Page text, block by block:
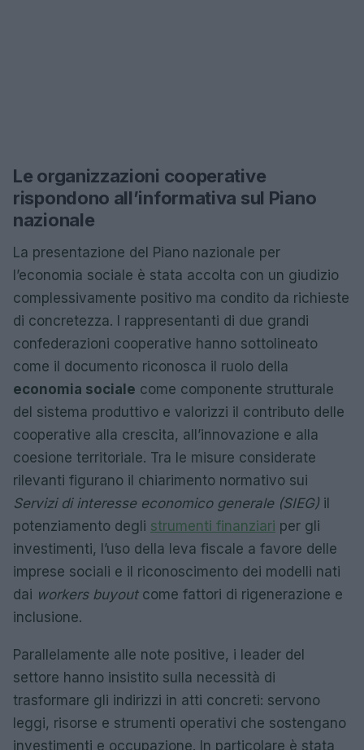
Le organizzazioni cooperative
rispondono all’informativa sul Piano
nazionale
La presentazione del Piano nazionale per
l’economia sociale è stata accolta con un giudizio
complessivamente positivo ma condito da richieste
di concretezza. I rappresentanti di due grandi
confederazioni cooperative hanno sottolineato
come il documento riconosca il ruolo della
economia sociale come componente strutturale
del sistema produttivo e valorizzi il contributo delle
cooperative alla crescita, all’innovazione e alla
coesione territoriale. Tra le misure considerate
rilevanti figurano il chiarimento normativo sui
Servizi di interesse economico generale (SIEG) il
potenziamento degli strumenti finanziari per gli
investimenti, l’uso della leva fiscale a favore delle
imprese sociali e il riconoscimento dei modelli nati
dai workers buyoutcome fattori di rigenerazione e
inclusione.
Parallelamente alle note positive, i leader del
settore hanno insistito sulla necessità di
trasformare gli indirizzi in atti concreti: servono
leggi, risorse e strumenti operativi che sostengano
investimenti e occupazione. In particolare è stata